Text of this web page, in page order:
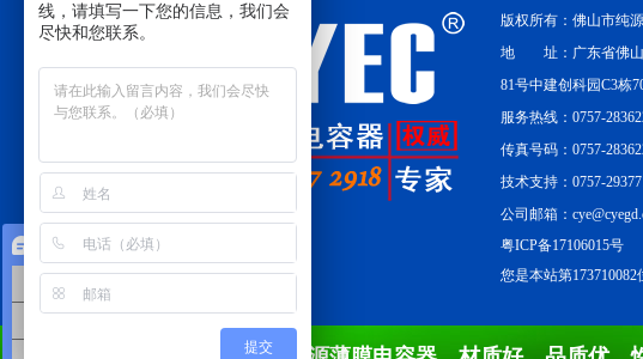
版权所有：佛山市纯
地 址：广东省佛山
81号中建创科园C3栋
服务热线：0757-
传真号码：0757-
技术支持：0757-
公司邮箱：
粤ICP备17106015号
您是本站第173710082
在线咨询
薄膜电容器
线，请填写一下您的信息，我们会
尽快和您联系。
提交